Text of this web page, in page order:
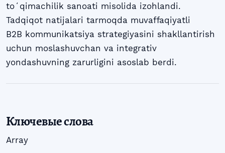
toʻqimachilik sanoati misolida izohlandi.
Tadqiqot natijalari tarmoqda muvaffaqiyatli
B2B kommunikatsiya strategiyasini shakllantirish
uchun moslashuvchan va integrativ
yondashuvning zarurligini asoslab berdi.
Ключевые слова
Array